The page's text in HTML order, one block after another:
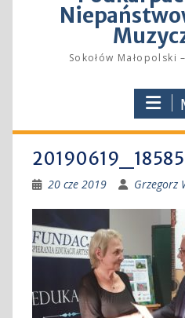
Sokołów Małopolski
20 cze 2019 Grzegorz